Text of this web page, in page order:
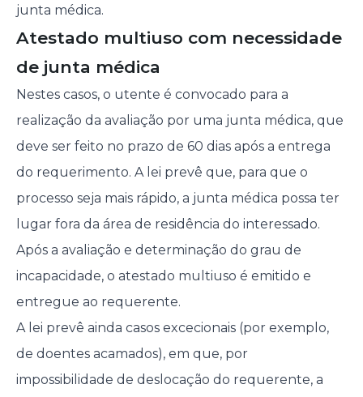
junta médica.
Atestado multiuso com necessidade
de junta médica
Nestes casos, o utente é convocado para a
realização da avaliação por uma junta médica, que
deve ser feito no prazo de 60 dias após a entrega
do requerimento. A lei prevê que, para que o
processo seja mais rápido, a junta médica possa ter
lugar fora da área de residência do interessado.
Após a avaliação e determinação do grau de
incapacidade, o atestado multiuso é emitido e
entregue ao requerente.
A lei prevê ainda casos excecionais (por exemplo,
de doentes acamados), em que, por
impossibilidade de deslocação do requerente, a